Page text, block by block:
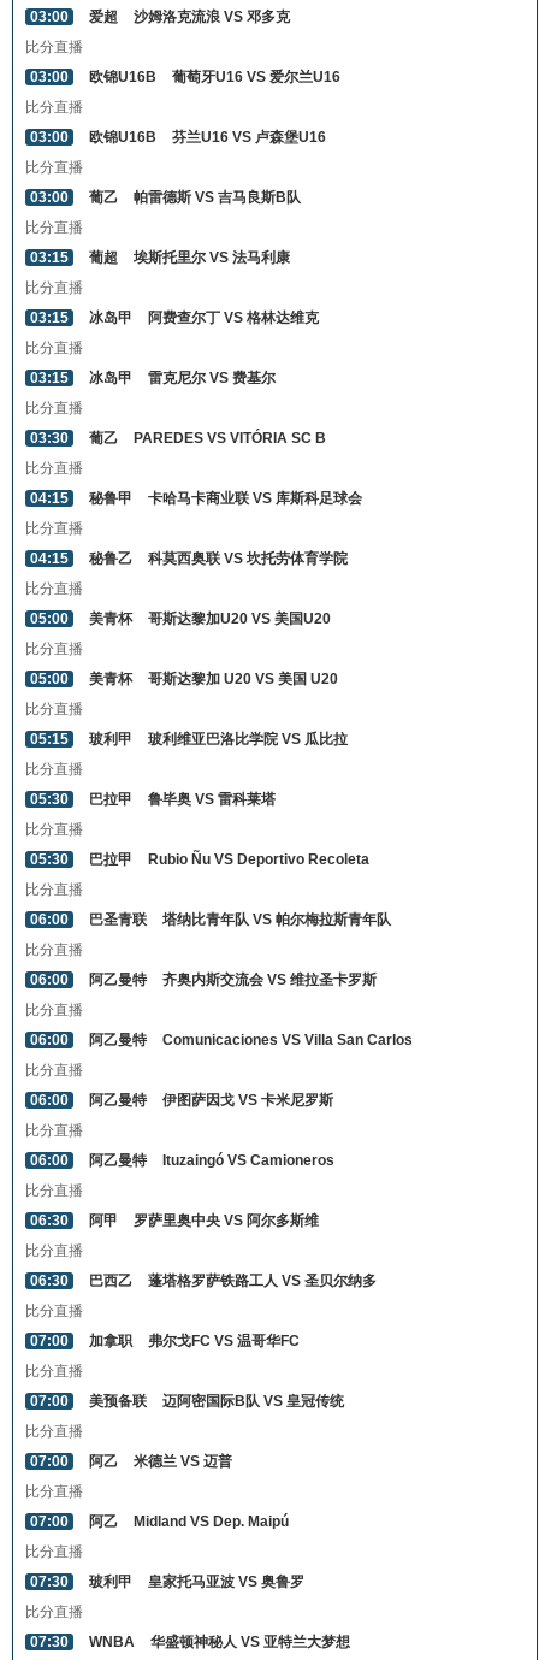
03:00
爱超
沙姆洛克流浪 VS 邓多克
比分直播
03:00
欧锦U16B
葡萄牙U16 VS 爱尔兰U16
比分直播
03:00
欧锦U16B
芬兰U16 VS 卢森堡U16
比分直播
03:00
葡乙
帕雷德斯 VS 吉马良斯B队
比分直播
03:15
葡超
埃斯托里尔 VS 法马利康
比分直播
03:15
冰岛甲
阿费查尔丁 VS 格林达维克
比分直播
03:15
冰岛甲
雷克尼尔 VS 费基尔
比分直播
03:30
葡乙
PAREDES VS VITÓRIA SC B
比分直播
04:15
秘鲁甲
卡哈马卡商业联 VS 库斯科足球会
比分直播
04:15
秘鲁乙
科莫西奥联 VS 坎托劳体育学院
比分直播
05:00
美青杯
哥斯达黎加U20 VS 美国U20
比分直播
05:00
美青杯
哥斯达黎加 U20 VS 美国 U20
比分直播
05:15
玻利甲
玻利维亚巴洛比学院 VS 瓜比拉
比分直播
05:30
巴拉甲
鲁毕奥 VS 雷科莱塔
比分直播
05:30
巴拉甲
Rubio Ñu VS Deportivo Recoleta
比分直播
06:00
巴圣青联
塔纳比青年队 VS 帕尔梅拉斯青年队
比分直播
06:00
阿乙曼特
齐奥内斯交流会 VS 维拉圣卡罗斯
比分直播
06:00
阿乙曼特
Comunicaciones VS Villa San Carlos
比分直播
06:00
阿乙曼特
伊图萨因戈 VS 卡米尼罗斯
比分直播
06:00
阿乙曼特
Ituzaingó VS Camioneros
比分直播
06:30
阿甲
罗萨里奥中央 VS 阿尔多斯维
比分直播
06:30
巴西乙
蓬塔格罗萨铁路工人 VS 圣贝尔纳多
比分直播
07:00
加拿职
弗尔戈FC VS 温哥华FC
比分直播
07:00
美预备联
迈阿密国际B队 VS 皇冠传统
比分直播
07:00
阿乙
米德兰 VS 迈普
比分直播
07:00
阿乙
Midland VS Dep. Maipú
比分直播
07:30
玻利甲
皇家托马亚波 VS 奥鲁罗
比分直播
07:30
WNBA 华盛顿神秘人 VS 亚特兰大梦想